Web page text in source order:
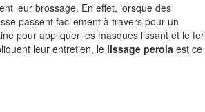
leur brossage. En effet, lorsque des
passent facilement à travers pour un
pour appliquer les masques lissant et le fer
leur entretien, le lissage perola est ce